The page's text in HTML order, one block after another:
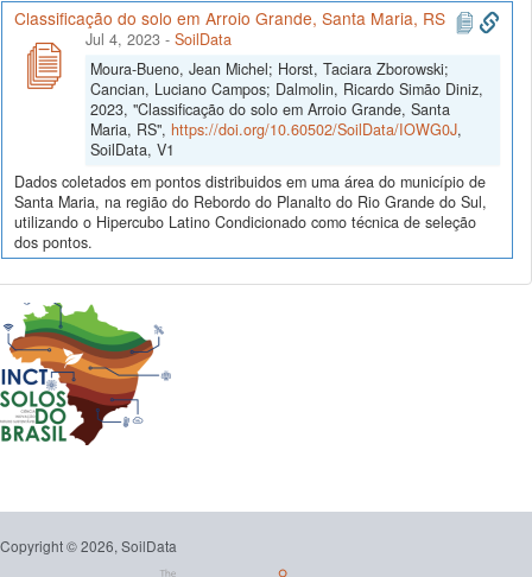
Classificação do solo em Arroio Grande, Santa Maria, RS
Jul 4, 2023 - SoilData
Moura-Bueno, Jean Michel; Horst, Taciara Zborowski;
Cancian, Luciano Campos; Dalmolin, Ricardo Simão Diniz,
2023, "Classificação do solo em Arroio Grande, Santa
Maria, RS", https://doi.org/10.60502/SoilData/IOWG0J,
SoilData, V1
Dados coletados em pontos distribuidos em uma área do município de
Santa Maria, na região do Rebordo do Planalto do Rio Grande do Sul,
utilizando o Hipercubo Latino Condicionado como técnica de seleção
dos pontos.
Copyright © 2026, SoilData